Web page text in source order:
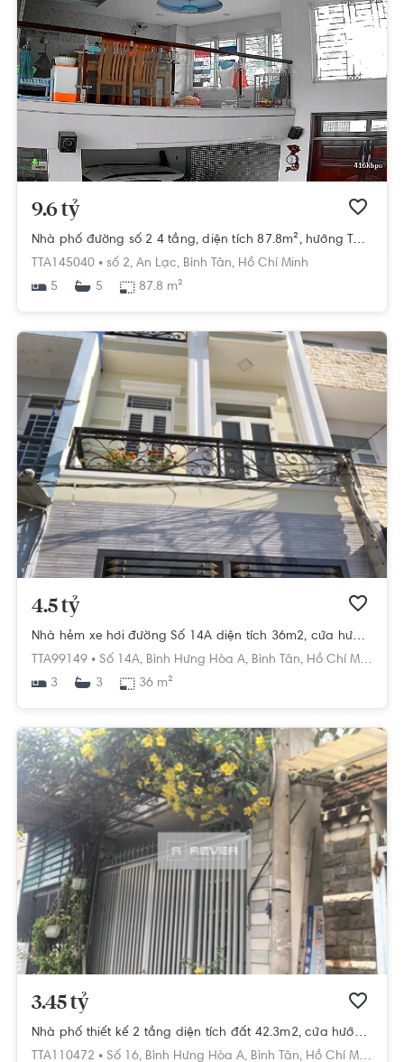
9.6 tỷ
Nhà phố đường số 2 4 tầng, diện tích 87.8m², hướng Tây Bắc, pháp lý Sổ hồng
TTA145040 • số 2, An Lạc, Bình Tân, Hồ Chí Minh
5
5 87.8 m²
4.5 tỷ
Nhà hẻm xe hơi đường Số 14A diện tích 36m2, cửa hướng Tây Nam.
TTA99149 • Số 14A, Bình Hưng Hòa A, Bình Tân, Hồ Chí Minh
3
3 36 m²
3.45 tỷ
Nhà phố thiết kế 2 tầng diện tích đất 42.3m2, cửa hướng Đông.
TTA110472 • Số 16, Bình Hưng Hòa A, Bình Tân, Hồ Chí Minh